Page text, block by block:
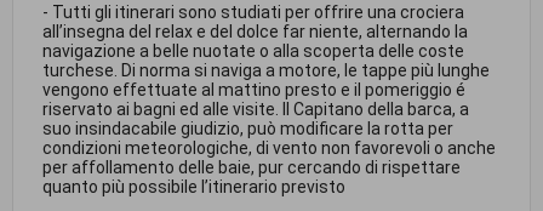
- Tutti gli itinerari sono studiati per offrire una crociera
all’insegna del relax e del dolce far niente, alternando la
navigazione a belle nuotate o alla scoperta delle coste
turchese. Di norma si naviga a motore, le tappe più lunghe
vengono effettuate al mattino presto e il pomeriggio é
riservato ai bagni ed alle visite. Il Capitano della barca, a
suo insindacabile giudizio, può modificare la rotta per
condizioni meteorologiche, di vento non favorevoli o anche
per affollamento delle baie, pur cercando di rispettare
quanto più possibile l’itinerario previsto